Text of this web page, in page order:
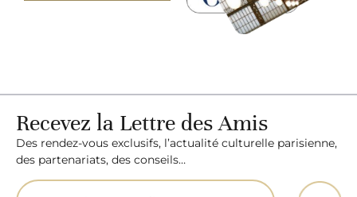
Recevez la Lettre des Amis
Des rendez-vous exclusifs, l’actualité culturelle parisienne,
des partenariats, des conseils…